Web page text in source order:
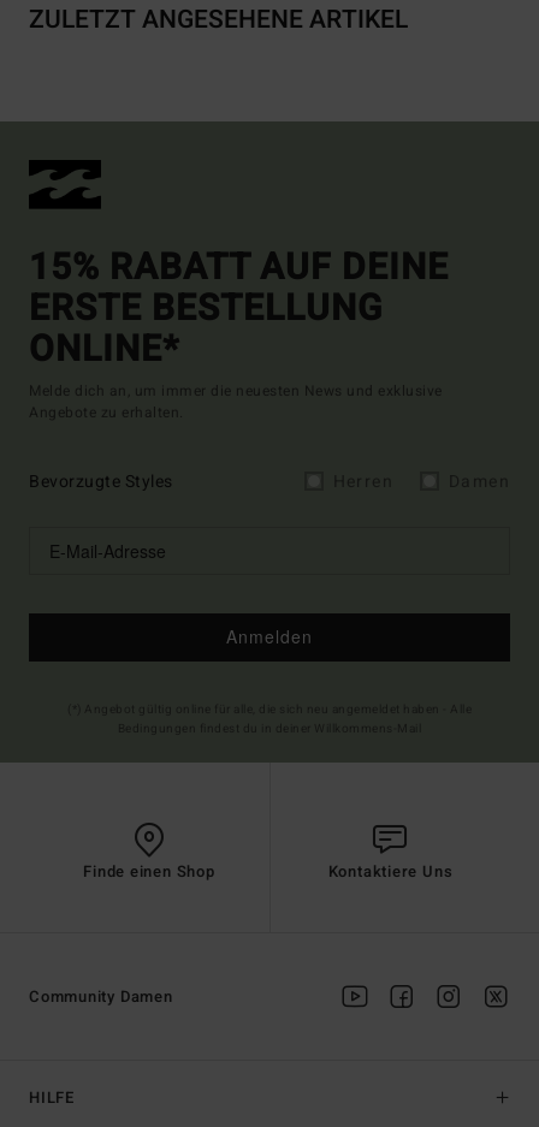
ZULETZT ANGESEHENE ARTIKEL
15% RABATT AUF DEINE
ERSTE BESTELLUNG
ONLINE*
Melde dich an, um immer die neuesten News und exklusive
Angebote zu erhalten.
Bevorzugte Styles
Anmelden
Finde einen Shop Kontaktiere Uns
HILFE
Community Damen